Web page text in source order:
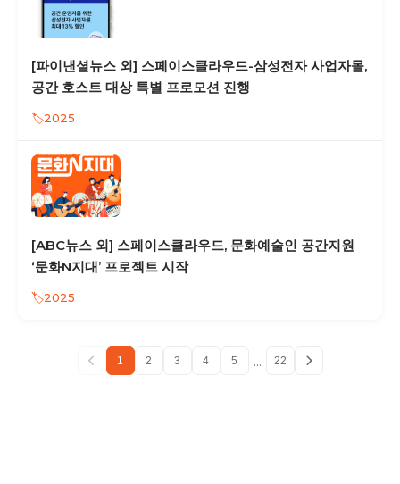
[파이낸셜뉴스 외] 스페이스클라우드-삼성전자 사업자몰,
공간 호스트 대상 특별 프로모션 진행
2025
[ABC뉴스 외] 스페이스클라우드, 문화예술인 공간지원
‘문화N지대’ 프로젝트 시작
2025
1 2 3 4 5 ... 22